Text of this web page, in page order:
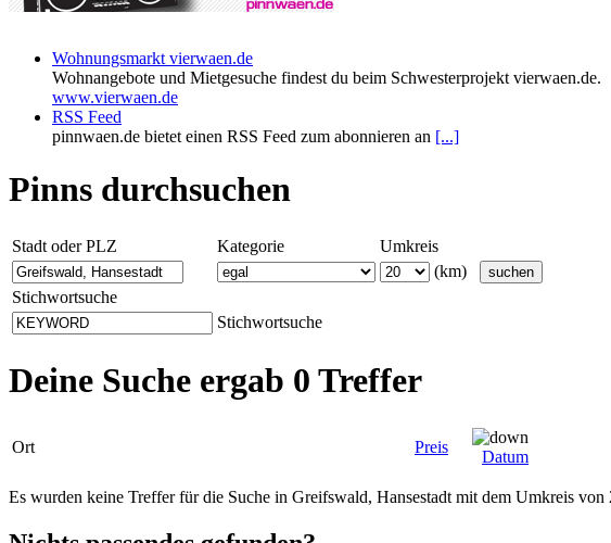
Wohnungsmarkt vierwaen.de
Wohnangebote und Mietgesuche findest du beim Schwesterprojekt vierwaen.de.
www.vierwaen.de
RSS Feed
pinnwaen.de bietet einen RSS Feed zum abonnieren an [...]
Pinns durchsuchen
Stadt oder PLZ Kategorie
Umkreis
(km)
Stichwortsuche
Stichwortsuche
Deine Suche ergab 0 Treffer
Ort Preis
Datum
Es wurden keine Treffer für die Suche in Greifswald, Hansestadt mit dem Umkreis von